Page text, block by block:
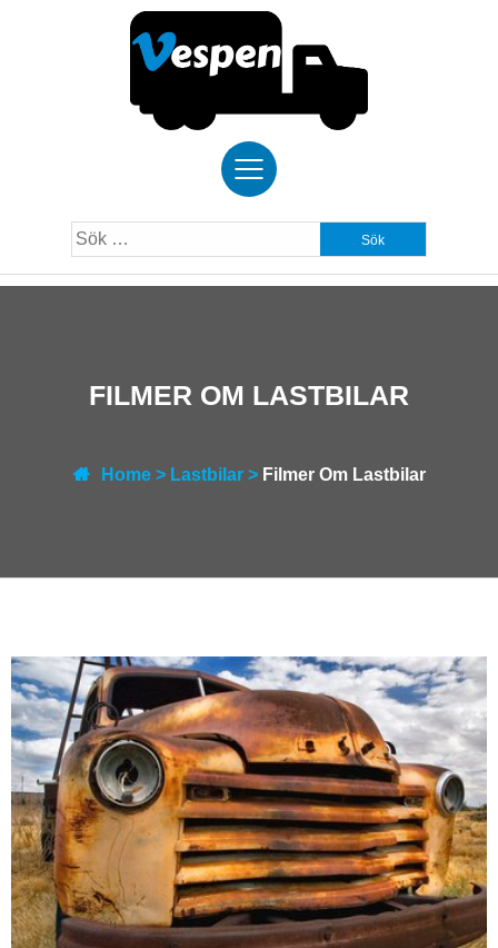
efter:
FILMER OM LASTBILAR
Home> Lastbilar> Filmer Om Lastbilar